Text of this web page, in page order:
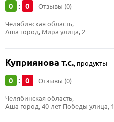
0 : 0 Отзывы (0)
Челябинская область,
Аша город, Мира улица, 2
Куприянова т.с., продукты
0 : 0 Отзывы (0)
Челябинская область,
Аша город, 40-лет Победы улица, 1